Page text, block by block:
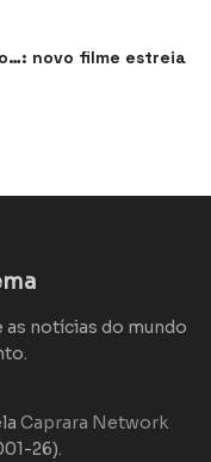
novo filme estreia
as notícias do mundo
Caprara Network
26).